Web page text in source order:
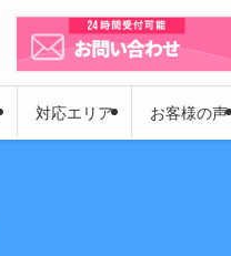
対応エリア お客様の声